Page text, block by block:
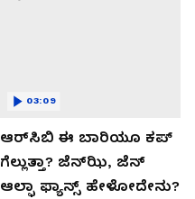
ಆರ್‌ಸಿಬಿ ಈ ಬಾರಿಯೂ ಕಪ್‌
ಗೆಲ್ಲುತ್ತಾ? ಜೆನ್‌ಝಿ, ಜೆನ್‌
ಆಲ್ಫಾ ಫ್ಯಾನ್ಸ್ ಹೇಳೋದೇನು?
03:09